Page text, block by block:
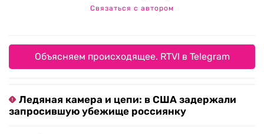
Связаться с автором
Объясняем происходящее. RTVI в Telegram
Ледяная камера и цепи: в США задержали
запросившую убежище россиянку